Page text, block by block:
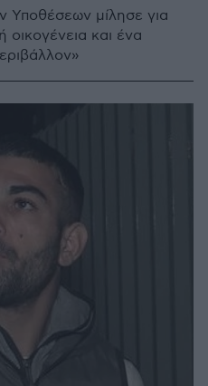
Υποθέσεων μίλησε για
οικογένεια και ένα